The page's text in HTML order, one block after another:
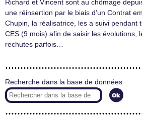
Richard et Vincent sont au chômage
une réinsertion par le biais d’un Contrat
Chupin, la réalisatrice, les a suivi pendant
CES (9 mois) afin de saisir les évolutions,
rechutes parfois…
Recherche dans la base de données